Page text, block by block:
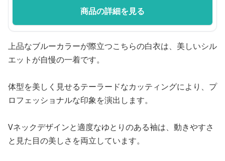
商品の詳細を見る
上品なブルーカラーが際立つこちらの白衣は、美しいシル
エットが自慢の一着です。
体型を美しく見せるテーラードなカッティングにより、プ
ロフェッショナルな印象を演出します。
Vネックデザインと適度なゆとりのある袖は、動きやすさ
と見た目の美しさを両立しています。